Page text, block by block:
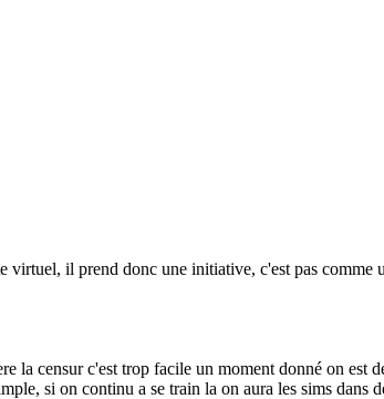
il prend donc une initiative, c'est pas comme
la censur c'est trop facile un moment donné on est
si on continu a se train la on aura les sims dans